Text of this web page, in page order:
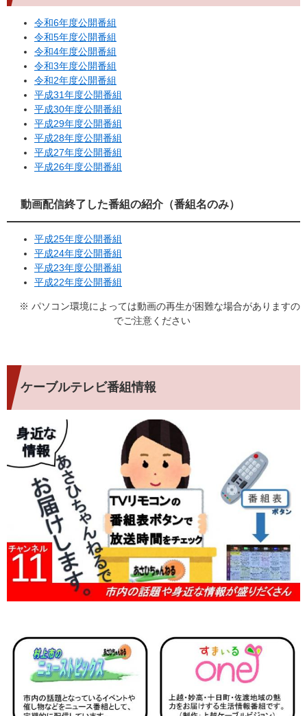
令和6年度公開番組
令和5年度公開番組
令和4年度公開番組
令和3年度公開番組
令和2年度公開番組
平成31年度公開番組
平成30年度公開番組
平成29年度公開番組
平成28年度公開番組
平成27年度公開番組
平成26年度公開番組
動画配信終了した番組の紹介（番組名のみ）
平成25年度公開番組
平成24年度公開番組
平成23年度公開番組
平成22年度公開番組
※ パソコン環境によっては動画の再生が困難な場合がありますの
でご注意ください
ケーブルテレビ番組情報